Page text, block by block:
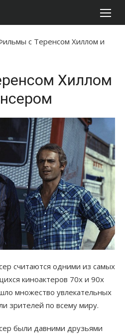
с Теренсом Хиллом и
Хиллом
считаются одними из самых
киноактеров 70х и 90х
множество увлекательных
зрителей по всему миру.
были давними друзьями